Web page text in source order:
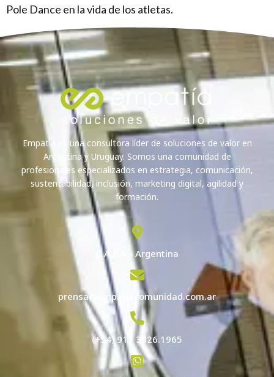
Pole Dance en la vida de los atletas.
Empatía es una consultora líder de soluciones de valor en
Argentina y Uruguay. Somos una comunidad de
profesionales especializados en estrategia, comunicación,
sustentabilidad, inclusión, marketing digital, agilidad y
formación.
C.A.B.A - Argentina
prensa@empatiacomunidad.com.ar
(+54) 911 3826.1965